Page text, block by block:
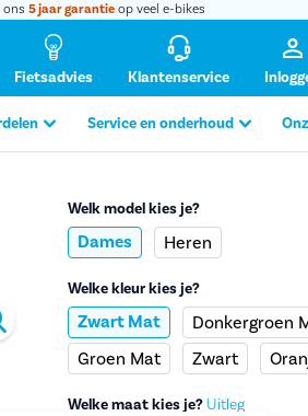
ons 5 jaar garantie op veel e-bikes
Fietsadvies Klantenservice
Service en onderhoud
Productafbeelding
Welk model kies je?
Dames Heren
Welke kleur kies je?
Zwart Mat
Donkergroen
Groen Mat
Zwart
Welke maat kies je? Uitleg